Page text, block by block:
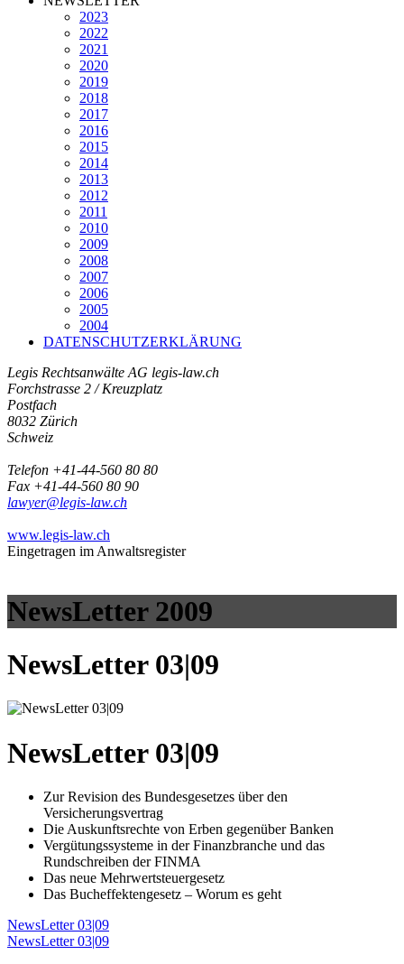
2023
2022
2021
2020
2019
2018
2017
2016
2015
2014
2013
2012
2011
2010
2009
2008
2007
2006
2005
2004
DATENSCHUTZERKLÄRUNG
Legis Rechtsanwälte AG legis-law.ch
Forchstrasse 2 / Kreuzplatz
Postfach
8032 Zürich
Schweiz
Telefon +41-44-560 80 80
Fax +41-44-560 80 90
lawyer@legis-law.ch
www.legis-law.ch
Eingetragen im Anwaltsregister
NewsLetter 2009
NewsLetter 03|09
NewsLetter 03|09
Zur Revision des Bundesgesetzes über den
Versicherungsvertrag
Die Auskunftsrechte von Erben gegenüber Banken
Vergütungssysteme in der Finanzbranche und das
Rundschreiben der FINMA
Das neue Mehrwertsteuergesetz
Das Bucheffektengesetz – Worum es geht
NewsLetter 03|09
NewsLetter 03|09